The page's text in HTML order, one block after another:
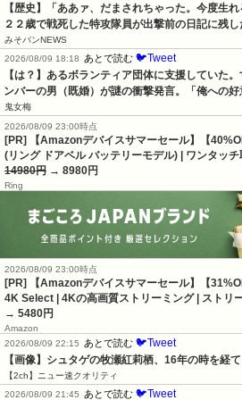
【歴史】「ああァ、だまされちゃった。今度生
２２歳で戦死した特攻隊員が出撃前の日記に残し
みそパンNEWS
2026/08/09 18:18
あとで読む 🐦Tweet
【は？】あるボランティア団体に支援していた
ンバーの男（既婚）が謎の衝撃発言。「俺への好
鬼女梅
2026/08/09 23:00時点
[PR] 【Amazonデバイスサマーセール】【
(リング ドアベル バッテリーモデル) | ワンタッ
14980円 → 8980円
Ring
2026/08/09 23:00時点
[PR] 【Amazonデバイスサマーセール】【
4K Select | 4Kの高画質ストリーミング | ストリ
→ 5480円
Amazon
2026/08/09 22:15
あとで読む 🐦Tweet
【画像】シュタゲの牧瀬紅莉栖、16年の時を経
【2ch】ニュー速クオリティ
2026/08/09 21:45
あとで読む 🐦Tweet